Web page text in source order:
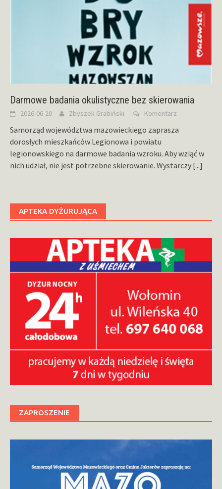
Darmowe badania okulistyczne bez skierowania
2026-06-20 Zbyszek Grabiński Komentarz
Samorząd województwa mazowieckiego zaprasza
dorosłych mieszkańców Legionowa i powiatu
legionowskiego na darmowe badania wzroku. Aby wziąć w
nich udział, nie jest potrzebne skierowanie. Wystarczy [...]
APTEKA DYŻURUJĄCA
ZAPROSZENIE